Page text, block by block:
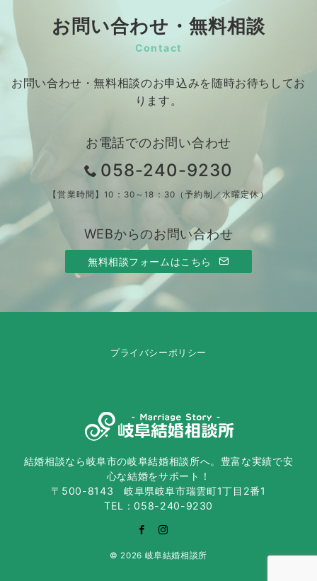
お問い合わせ・無料相談
Contact
お問い合わせ・無料相談のお申込みを随時お待ちしてお
ります。
お電話でのお問い合わせ
058-240-9230
【営業時間】10：30～18：30（予約制／水曜定休）
WEBからのお問い合わせ
無料相談フォームはこちら
プライバシーポリシー
結婚相談なら岐阜市の岐阜結婚相談所へ。豊富な実績で安
心な結婚をサポート！
〒500-8143 岐阜県岐阜市瑞雲町1丁目2番1
TEL：058-240-9230
© 2026 岐阜結婚相談所